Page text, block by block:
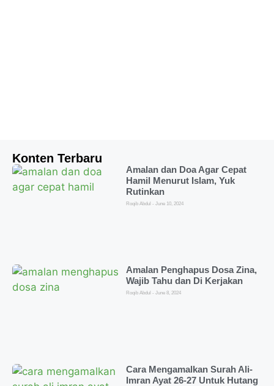
Konten Terbaru
Amalan dan Doa Agar Cepat
Hamil Menurut Islam, Yuk
Rutinkan
Roqib Abdul June 10, 2024
Amalan Penghapus Dosa Zina,
Wajib Tahu dan Di Kerjakan
Roqib Abdul June 8, 2024
Cara Mengamalkan Surah Ali-
Imran Ayat 26-27 Untuk Hutang